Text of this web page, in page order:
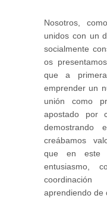
Nosotros,
unidos con un
socialmente
os
que a
emprender un
unión como
apostado por
demostrando
creábamos
que en este
entusiasmo,
aprendiendo de